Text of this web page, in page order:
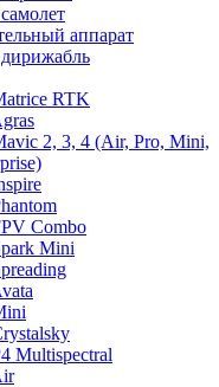
аппарат
RTK
2, 3, 4 (Air, Pro, Mini,
Combo
Mini
Multispectral